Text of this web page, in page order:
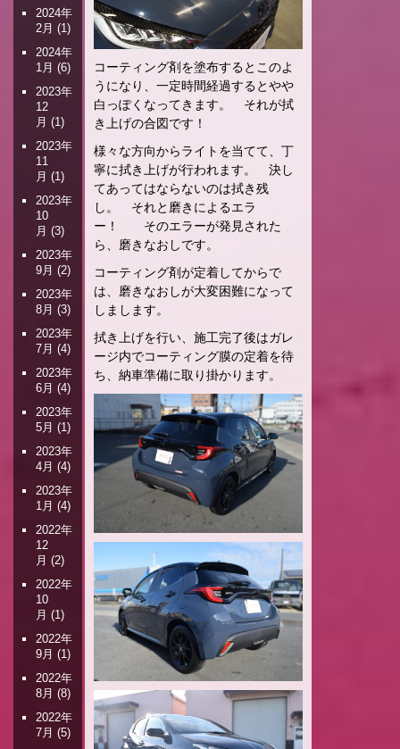
コーティング剤を塗布するとこのよ
うになり、一定時間経過するとやや
白っぽくなってきます。 それが拭
き上げの合図です！
様々な方向からライトを当てて、丁
寧に拭き上げが行われます。 決し
てあってはならないのは拭き残
し。 それと磨きによるエラ
ー！ そのエラーが発見された
ら、磨きなおしです。
コーティング剤が定着してからで
は、磨きなおしが大変困難になって
しまします。
拭き上げを行い、施工完了後はガレ
ージ内でコーティング膜の定着を待
ち、納車準備に取り掛かります。
2024年
2月 (1)
2024年
1月 (6)
2023年
12
月 (1)
2023年
11
月 (1)
2023年
10
月 (3)
2023年
9月 (2)
2023年
8月 (3)
2023年
7月 (4)
2023年
6月 (4)
2023年
5月 (1)
2023年
4月 (4)
2023年
1月 (4)
2022年
12
月 (2)
2022年
10
月 (1)
2022年
9月 (1)
2022年
8月 (8)
2022年
7月 (5)